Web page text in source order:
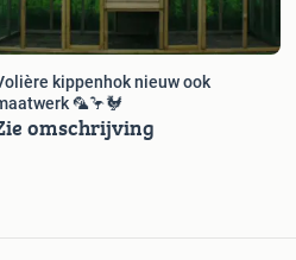
kippenhok nieuw ook
maatwerk 🦜🦩🐓
omschrijving